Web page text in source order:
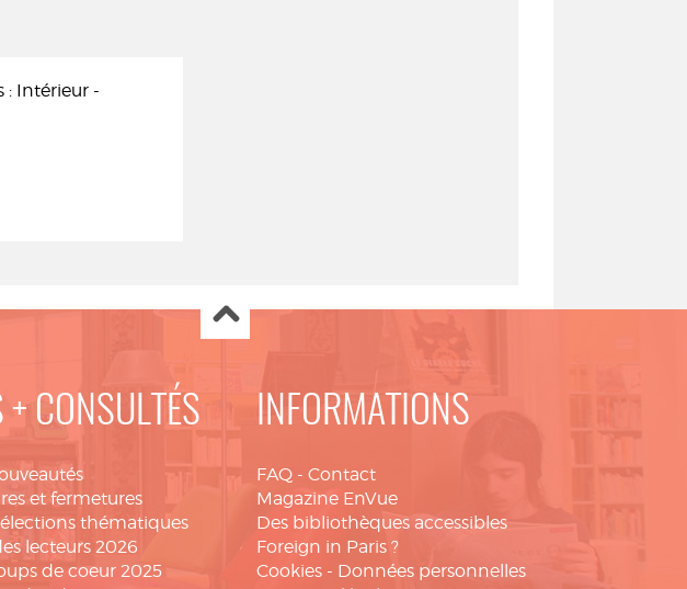
: Intérieur -
+ CONSULTÉS
et fermetures
thématiques
lecteurs 2026
de coeur 2025
INFORMATIONS
FAQ - Contact
Magazine EnVue
Des bibliothèques accessibles
Foreign in Paris ?
Cookies - Données personnelles